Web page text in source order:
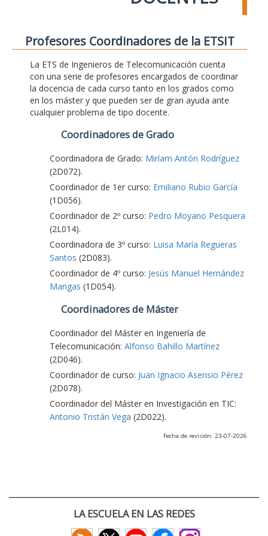
Profesores Coordinadores de la ETSIT
La ETS de Ingenieros de Telecomunicación cuenta
con una serie de profesores encargados de coordinar
la docencia de cada curso tanto en los grados como
en los máster y que pueden ser de gran ayuda ante
cualquier problema de tipo docente.
Coordinadores de Grado
Coordinadora de Grado: Miríam Antón Rodríguez
(2D072).
Coordinador de 1er curso: Emiliano Rubio García
(1D056).
Coordinador de 2º curso: Pedro Moyano Pesquera
(2L014).
Coordinadora de 3º curso: Luisa María Regueras
Santos (2D083).
Coordinador de 4º curso: Jesús Manuel Hernández
Mangas (1D054).
Coordinadores de Máster
Coordinador del Máster en Ingeniería de
Telecomunicación: Alfonso Bahillo Martínez
(2D046).
Coordinador de curso: Juan Ignacio Asensio Pérez
(2D078).
Coordinador del Máster en Investigación en TIC:
Antonio Tristán Vega (2D022).
Fecha de revisión: 23-07-2026
LA ESCUELA EN LAS REDES